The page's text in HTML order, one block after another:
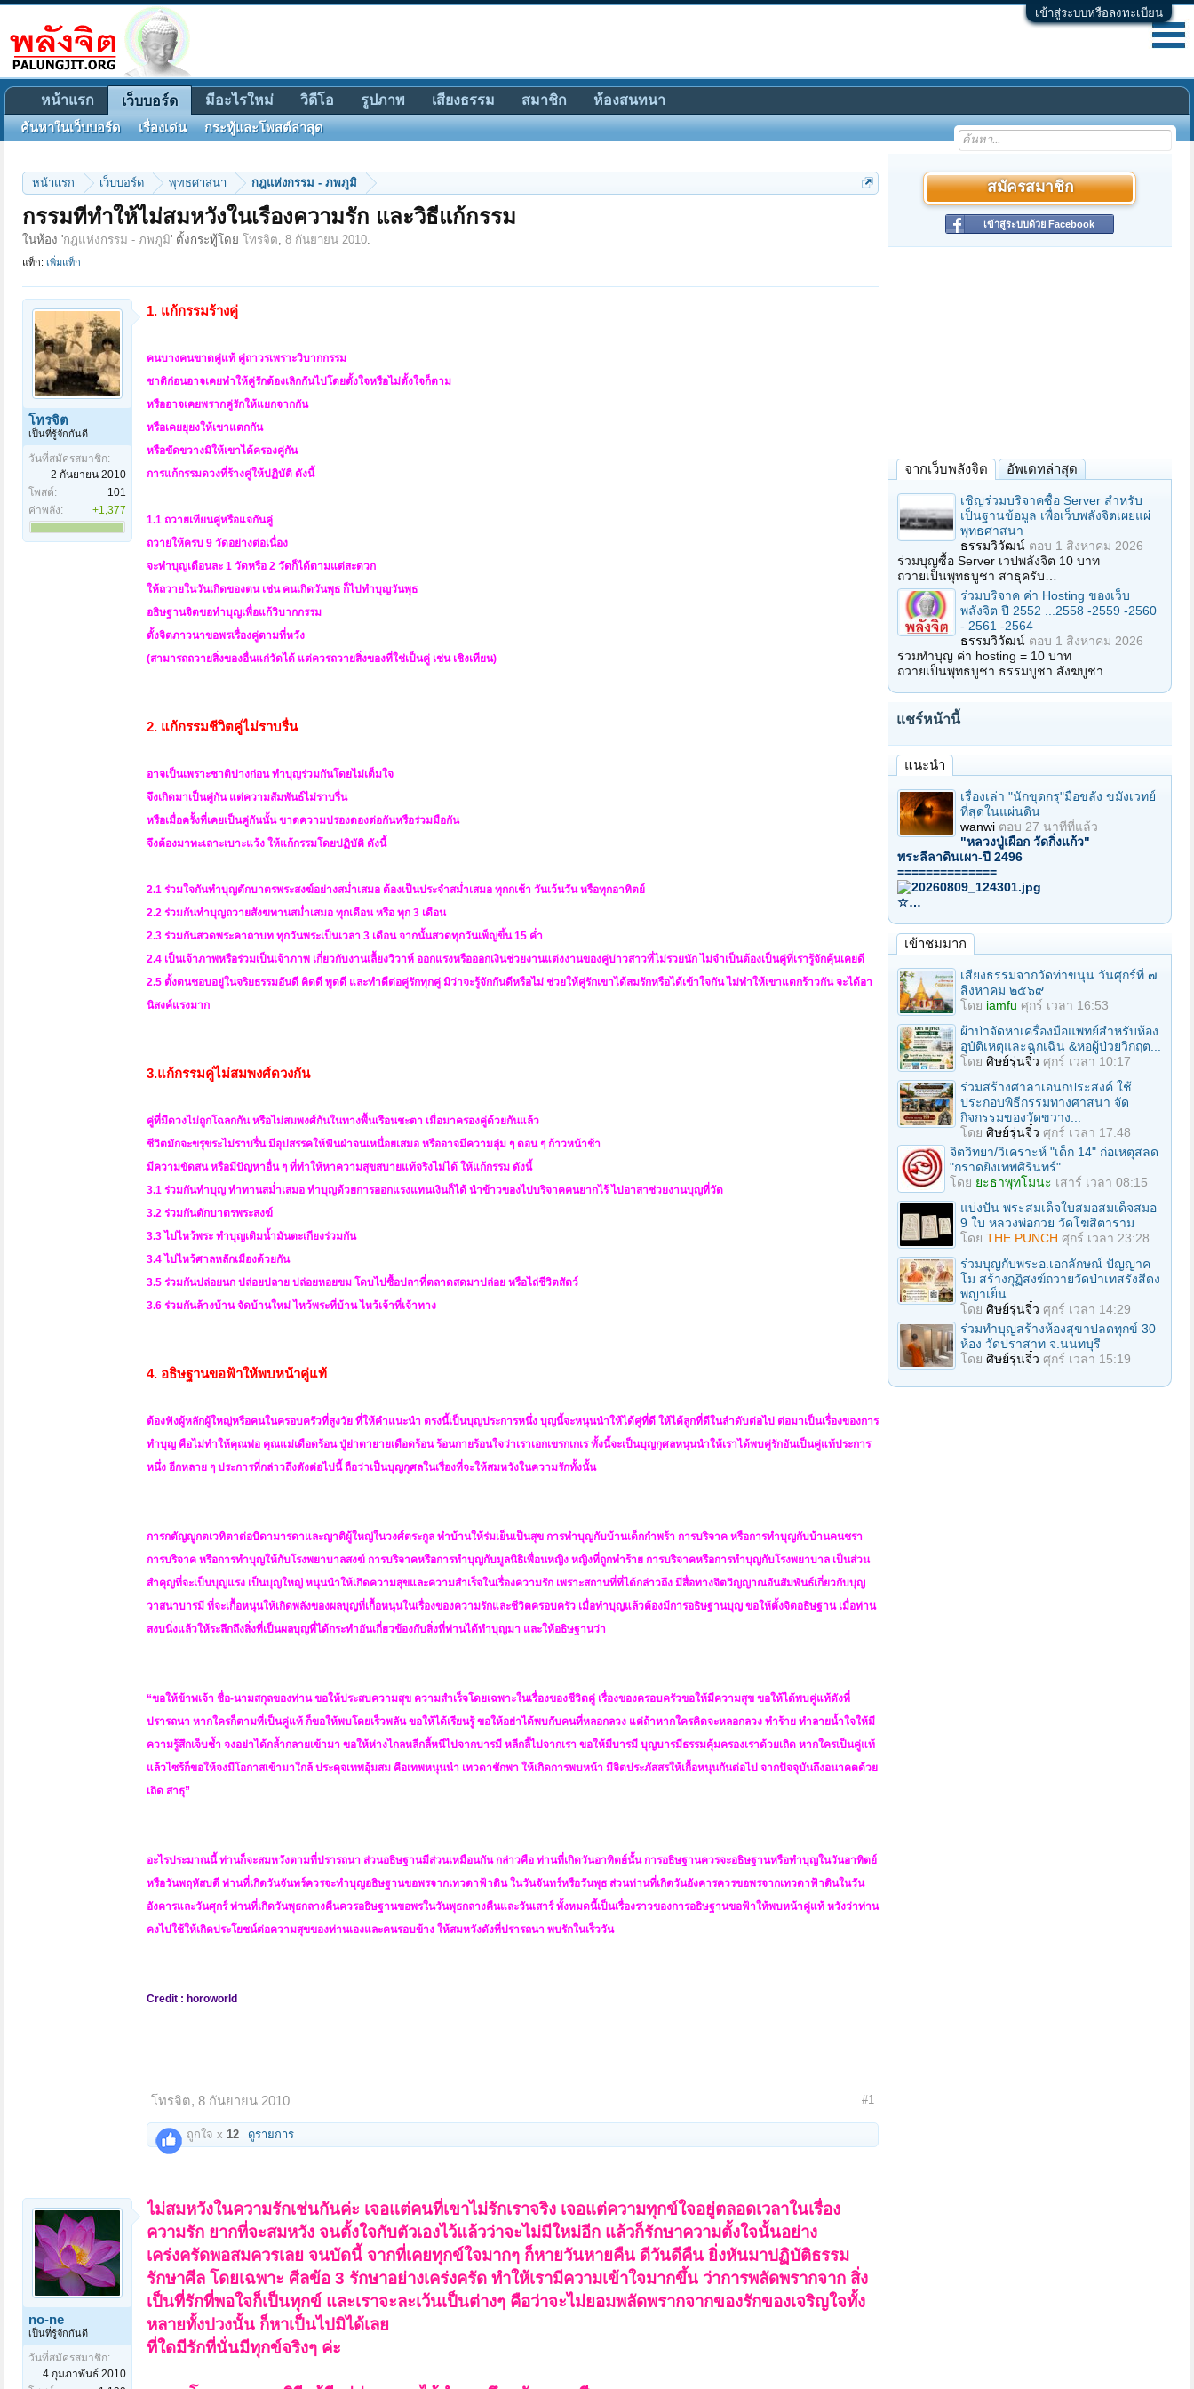
เข้าสู่ระบบหรือลงทะเบียน
หน้าแรก เว็บบอร์ด พุทธศาสนา กฎแห่งกรรม - ภพภูมิ
กรรมที่ทำให้ไม่สมหวังในเรื่องความรัก และวิธีแก้กรรม
ในห้อง 'กฎแห่งกรรม - ภพภูมิ' ตั้งกระทู้โดย โทรจิต, 8 กันยายน 2010.
แท็ก: เพิ่มแท็ก
โทรจิต
เป็นที่รู้จักกันดี
วันที่สมัครสมาชิก:
2 กันยายน 2010
โพสต์:
101
ค่าพลัง:
+1,377
1. แก้กรรมร้างคู่
คนบางคนขาดคู่แท้ คู่ถาวรเพราะวิบากกรรม
ชาติก่อนอาจเคยทำให้คู่รักต้องเลิกกันไปโดยตั้งใจหรือไม่ตั้งใจก็ตาม
หรืออาจเคยพรากคู่รักให้แยกจากกัน
หรือเคยยุยงให้เขาแตกกัน
หรือขัดขวางมิให้เขาได้ครองคู่กัน
การแก้กรรมดวงที่ร้างคู่ให้ปฏิบัติ ดังนี้
1.1 ถวายเทียนคู่หรือแจกันคู่
ถวายให้ครบ 9 วัดอย่างต่อเนื่อง
จะทำบุญเดือนละ 1 วัดหรือ 2 วัดก็ได้ตามแต่สะดวก
ให้ถวายในวันเกิดของตน เช่น คนเกิดวันพุธ ก็ไปทำบุญวันพุธ
อธิษฐานจิตขอทำบุญเพื่อแก้วิบากกรรม
ตั้งจิตภาวนาขอพรเรื่องคู่ตามที่หวัง
(สามารถถวายสิ่งของอื่นแก่วัดได้ แต่ควรถวายสิ่งของที่ใช่เป็นคู่ เช่น เชิงเทียน)
2. แก้กรรมชีวิตคู่ไม่ราบรื่น
อาจเป็นเพราะชาติปางก่อน ทำบุญร่วมกันโดยไม่เต็มใจ
จึงเกิดมาเป็นคู่กัน แต่ความสัมพันธ์ไม่ราบรื่น
หรือเมื่อครั้งที่เคยเป็นคู่กันนั้น ขาดความปรองดองต่อกันหรือร่วมมือกัน
จึงต้องมาทะเลาะเบาะแว้ง ให้แก้กรรมโดยปฏิบัติ ดังนี้
2.1 ร่วมใจกันทำบุญตักบาตรพระสงฆ์อย่างสม่ำเสมอ ต้องเป็นประจำสม่ำเสมอ ทุกกเช้า วันเว้นวัน หรือทุกอาทิตย์
2.2 ร่วมกันทำบุญถวายสังฆทานสม่ำเสมอ ทุกเดือน หรือ ทุก 3 เดือน
2.3 ร่วมกันสวดพระคาถาบท ทุกวันพระเป็นเวลา 3 เดือน จากนั้นสวดทุกวันเพ็ญขึ้น 15 ค่ำ
2.4 เป็นเจ้าภาพหรือร่วมเป็นเจ้าภาพ เกี่ยวกับงานเลื้ยงวิวาห์ ออกแรงหรือออกเงินช่วยงานแต่งงานของคู่บ่าวสาวที่ไม่รวยนัก ไม่จำเป็นต้องเป็นคู่ที่เรารู้จักคุ้นเคยดี
2.5 ตั้งตนชอบอยู่ในจริยธรรมอันดี คิดดี พูดดี และทำดีต่อคู่รักทุกคู่ มิว่าจะรู้จักกันดีหรือไม่ ช่วยให้คู่รักเขาได้สมรักหรือได้เข้าใจกัน ไม่ทำให้เขาแตกร้าวกัน จะได้อา
นิสงค์แรงมาก
3.แก้กรรมคู่ไม่สมพงศ์ดวงกัน
คู่ที่มีดวงไม่ถูกโฉลกกัน หรือไม่สมพงศ์กันในทางพื้นเรือนชะตา เมื่อมาครองคู่ด้วยกันแล้ว
ชีวิตมักจะขรุขระไม่ราบรื่น มีอุปสรรคให้ฟันฝ่าจนเหนื่อยเสมอ หรืออาจมีความลุ่ม ๆ ดอน ๆ ก้าวหน้าช้า
มีความขัดสน หรือมีปัญหาอื่น ๆ ที่ทำให้หาความสุขสบายแท้จริงไม่ได้ ให้แก้กรรม ดังนี้
3.1 ร่วมกันทำบุญ ทำทานสม่ำเสมอ ทำบุญด้วยการออกแรงแทนเงินก็ได้ นำข้าวของไปบริจาคคนยากไร้ ไปอาสาช่วยงานบุญที่วัด
3.2 ร่วมกันตักบาตรพระสงฆ์
3.3 ไปไหว้พระ ทำบุญเติมน้ำมันตะเกียงร่วมกัน
3.4 ไปไหว้ศาลหลักเมืองด้วยกัน
3.5 ร่วมกันปล่อยนก ปล่อยปลาย ปล่อยหอยขม โดบไปซื้อปลาที่ตลาดสดมาปล่อย หรือไถ่ชีวิตสัตว์
3.6 ร่วมกันล้างบ้าน จัดบ้านใหม่ ไหว้พระที่บ้าน ไหว้เจ้าที่เจ้าทาง
4. อธิษฐานขอฟ้าให้พบหน้าคู่แท้
ต้องฟังผู้หลักผู้ใหญ่หรือคนในครอบครัวที่สูงวัย ที่ให้คำแนะนำ ตรงนี้เป็นบุญประการหนึ่ง บุญนี้จะหนุนนำให้ได้คู่ที่ดี ให้ได้ลูกที่ดีในลำดับต่อไป ต่อมาเป็นเรื่องของการ
ทำบุญ คือไม่ทำให้คุณพ่อ คุณแม่เดือดร้อน ปู่ย่าตายายเดือดร้อน ร้อนกายร้อนใจว่าเราเอกเขรกเกเร ทั้งนี้จะเป็นบุญกุศลหนุนนำให้เราได้พบคู่รักอันเป็นคู่แท้ประการ
หนึ่ง อีกหลาย ๆ ประการที่กล่าวถึงดังต่อไปนี้ ถือว่าเป็นบุญกุศลในเรื่องที่จะให้สมหวังในความรักทั้งนั้น
การกตัญญูกตเวทิตาต่อบิดามารดาและญาติผู้ใหญ่ในวงศ์ตระกูล ทำบ้านให้ร่มเย็นเป็นสุข การทำบุญกับบ้านเด็กกำพร้า การบริจาค หรือการทำบุญกับบ้านคนชรา
การบริจาค หรือการทำบุญให้กับโรงพยาบาลสงฆ์ การบริจาคหรือการทำบุญกับมูลนิธิเพื่อนหญิง หญิงที่ถูกทำร้าย การบริจาคหรือการทำบุญกับโรงพยาบาล เป็นส่วน
สำคุญที่จะเป็นบุญแรง เป็นบุญใหญ่ หนุนนำให้เกิดความสุขและความสำเร็จในเรื่องความรัก เพราะสถานที่ที่ได้กล่าวถึง มีสื่อทางจิตวิญญาณอันสัมพันธ์เกี่ยวกับบุญ
วาสนาบารมี ที่จะเกื้อหนุนให้เกิดพลังของผลบุญที่เกื้อหนุนในเรื่องของความรักและชีวิตครอบครัว เมื่อทำบุญแล้วต้องมีการอธิษฐานบุญ ขอให้ตั้งจิตอธิษฐาน เมื่อท่าน
สงบนิ่งแล้วให้ระลึกถึงสิ่งที่เป็นผลบุญที่ได้กระทำอันเกี่ยวข้องกับสิ่งที่ท่านได้ทำบุญมา และให้อธิษฐานว่า
“ขอให้ข้าพเจ้า ชื่อ-นามสกุลของท่าน ขอให้ประสบความสุข ความสำเร็จโดยเฉพาะในเรื่องของชีวิตคู่ เรื่องของครอบครัวขอให้มีความสุข ขอให้ได้พบคู่แท้ดังที่
ปรารถนา หากใครก็ตามที่เป็นคู่แท้ ก็ขอให้พบโดยเร็วพลัน ขอให้ได้เรียนรู้ ขอให้อย่าได้พบกับคนที่หลอกลวง แต่ถ้าหากใครคิดจะหลอกลวง ทำร้าย ทำลายน้ำใจให้มี
ความรู้สึกเจ็บช้ำ จงอย่าได้กล้ำกลายเข้ามา ขอให้ห่างไกลหลีกลี้หนีไปจากบารมี หลีกลี้ไปจากเรา ขอให้มีบารมี บุญบารมีธรรมคุ้มครองเราด้วยเถิด หากใครเป็นคู่แท้
แล้วไซร้ก็ขอให้จงมีโอกาสเข้ามาใกล้ ประดุจเทพอุ้มสม คือเทพหนุนนำ เทวดาชักพา ให้เกิดการพบหน้า มีจิตประภัสสรให้เกื้อหนุนกันต่อไป จากปัจจุบันถึงอนาคตด้วย
เถิด สาธุ”
อะไรประมาณนี้ ท่านก็จะสมหวังตามที่ปรารถนา ส่วนอธิษฐานมีส่วนเหมือนกัน กล่าวคือ ท่านที่เกิดวันอาทิตย์นั้น การอธิษฐานควรจะอธิษฐานหรือทำบุญในวันอาทิตย์
หรือวันพฤหัสบดี ท่านที่เกิดวันจันทร์ควรจะทำบุญอธิษฐานขอพรจากเทวดาฟ้าดิน ในวันจันทร์หรือวันพุธ ส่วนท่านที่เกิดวันอังคารควรขอพรจากเทวดาฟ้าดินในวัน
อังคารและวันศุกร์ ท่านที่เกิดวันพุธกลางคืนควรอธิษฐานขอพรในวันพุธกลางคืนและวันเสาร์ ทั้งหมดนี้เป็นเรื่องราวของการอธิษฐานขอฟ้าให้พบหน้าคู่แท้ หวังว่าท่าน
คงไปใช้ให้เกิดประโยชน์ต่อความสุขของท่านเองและคนรอบข้าง ให้สมหวังดังที่ปรารถนา พบรักในเร็ววัน
Credit : horoworld
โทรจิต, 8 กันยายน 2010 #1
ถูกใจ x 12 ดูรายการ
no-ne
เป็นที่รู้จักกันดี
วันที่สมัครสมาชิก:
4 กุมภาพันธ์ 2010
ไม่สมหวังในความรักเช่นกันค่ะ เจอแต่คนที่เขาไม่รักเราจริง เจอแต่ความทุกข์ใจอยู่ตลอดเวลาในเรื่อง
ความรัก ยากที่จะสมหวัง จนตั้งใจกับตัวเองไว้แล้วว่าจะไม่มีใหม่อีก แล้วก็รักษาความตั้งใจนั้นอย่าง
เคร่งครัดพอสมควรเลย จนบัดนี้ จากที่เคยทุกข์ใจมากๆ ก็หายวันหายคืน ดีวันดีคืน ยิ่งหันมาปฏิบัติธรรม
รักษาศีล โดยเฉพาะ ศีลข้อ 3 รักษาอย่างเคร่งครัด ทำให้เรามีความเข้าใจมากขึ้น ว่าการพลัดพรากจาก สิ่ง
เป็นที่รักที่พอใจก็เป็นทุกข์ และเราจะละเว้นเป็นต่างๆ คือว่าจะไม่ยอมพลัดพรากจากของรักของเจริญใจทั้ง
หลายทั้งปวงนั้น ก็หาเป็นไปมิได้เลย
ที่ใดมีรักที่นั่นมีทุกข์จริงๆ ค่ะ
สมัครสมาชิก
เข้าสู่ระบบด้วย Facebook
จากเว็บพลังจิต อัพเดทล่าสุด
เชิญร่วมบริจาคซื้อ Server สำหรับ
เป็นฐานข้อมูล เพื่อเว็บพลังจิตเผยแผ่
พุทธศาสนา
ธรรมวิวัฒน์ ตอบ 1 สิงหาคม 2026
ร่วมบุญซื้อ Server เวปพลังจิต 10 บาท
ถวายเป็นพุทธบูชา สาธุครับ…
ร่วมบริจาค ค่า Hosting ของเว็บ
พลังจิต ปี 2552 ...2558 -2559 -2560
- 2561 -2564
ธรรมวิวัฒน์ ตอบ 1 สิงหาคม 2026
ร่วมทำบุญ ค่า hosting = 10 บาท
ถวายเป็นพุทธบูชา ธรรมบูชา สังฆบูชา…
แชร์หน้านี้
แนะนำ
เรื่องเล่า "นักขุดกรุ"มือขลัง ขมังเวทย์
ที่สุดในแผ่นดิน
wanwi ตอบ 27 นาทีที่แล้ว
"หลวงปู่เผือก วัดกิ่งแก้ว"
พระลีลาดินเผา-ปี 2496
==============
☆…
เข้าชมมาก
เสียงธรรมจากวัดท่าขนุน วันศุกร์ที่ ๗
สิงหาคม ๒๕๖๙
โดย iamfu ศุกร์ เวลา 16:53
ผ้าป่าจัดหาเครื่องมือแพทย์สำหรับห้อง
อุบัติเหตุและฉุกเฉิน &หอผู้ป่วยวิกฤต...
โดย ศิษย์รุ่นจิ๋ว ศุกร์ เวลา 10:17
ร่วมสร้างศาลาเอนกประสงค์ ใช้
ประกอบพิธีกรรมทางศาสนา จัด
กิจกรรมของวัดขวาง...
โดย ศิษย์รุ่นจิ๋ว ศุกร์ เวลา 17:48
จิตวิทยา/วิเคราะห์ "เด็ก 14" ก่อเหตุสลด
"กราดยิงเทพศิรินทร์"
โดย ยะธาพุทโมนะ เสาร์ เวลา 08:15
แบ่งปัน พระสมเด็จใบสมอสมเด็จสมอ
9 ใบ หลวงพ่อกวย วัดโฆสิตาราม
โดย THE PUNCH ศุกร์ เวลา 23:28
ร่วมบุญกับพระอ.เอกลักษณ์ ปัญญาค
โม สร้างกุฏิสงฆ์ถวายวัดป่าเทสรังสีดง
พญาเย็น...
โดย ศิษย์รุ่นจิ๋ว ศุกร์ เวลา 14:29
ร่วมทําบุญสร้างห้องสุขาปลดทุกข์ 30
ห้อง วัดปราสาท จ.นนทบุรี
โดย ศิษย์รุ่นจิ๋ว ศุกร์ เวลา 15:19
หน้าแรก เว็บบอร์ด
ค้นหาในเว็บบอร์ด เรื่องเด่น กระทู้และโพสต์ล่าสุด
มีอะไรใหม่ วิดีโอ รูปภาพ เสียงธรรม สมาชิก ห้องสนทนา